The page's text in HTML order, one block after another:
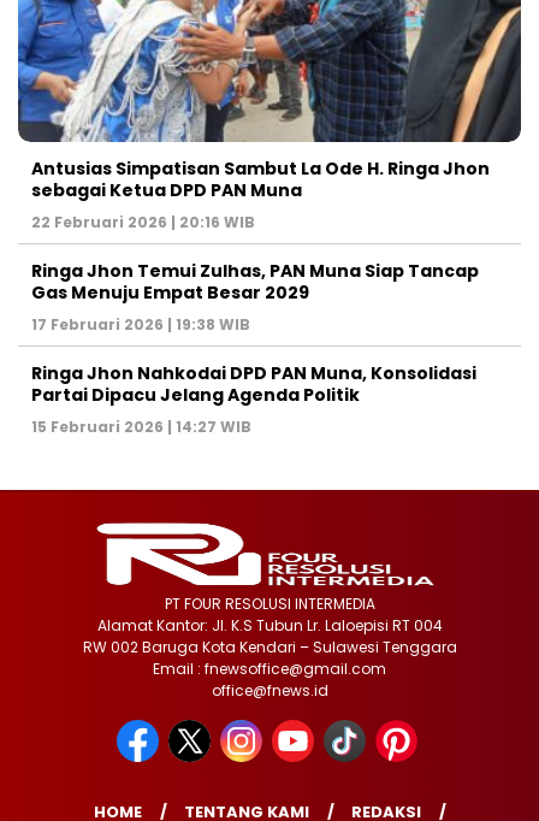
Antusias Simpatisan Sambut La Ode H. Ringa Jhon
sebagai Ketua DPD PAN Muna
22 Februari 2026 | 20:16 WIB
Ringa Jhon Temui Zulhas, PAN Muna Siap Tancap
Gas Menuju Empat Besar 2029
17 Februari 2026 | 19:38 WIB
Ringa Jhon Nahkodai DPD PAN Muna, Konsolidasi
Partai Dipacu Jelang Agenda Politik
15 Februari 2026 | 14:27 WIB
PT FOUR RESOLUSI INTERMEDIA
Alamat Kantor: Jl. K.S Tubun Lr. Laloepisi RT 004
RW 002 Baruga Kota Kendari – Sulawesi Tenggara
Email : fnewsoffice@gmail.com
office@fnews.id
HOME TENTANG KAMI REDAKSI